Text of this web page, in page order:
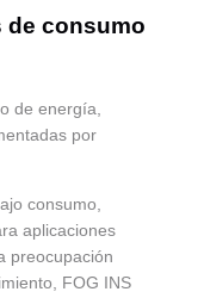
de consumo
de energía,
por
consumo,
aplicaciones
preocupación
FOG INS